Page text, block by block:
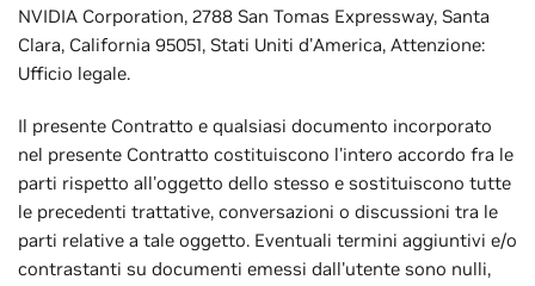
NVIDIA Corporation, 2788 San Tomas Expressway, Santa
Clara, California 95051, Stati Uniti d'America, Attenzione:
Ufficio legale.
Il presente Contratto e qualsiasi documento incorporato
nel presente Contratto costituiscono l'intero accordo fra le
parti rispetto all'oggetto dello stesso e sostituiscono tutte
le precedenti trattative, conversazioni o discussioni tra le
parti relative a tale oggetto. Eventuali termini aggiuntivi e/o
contrastanti su documenti emessi dall'utente sono nulli,